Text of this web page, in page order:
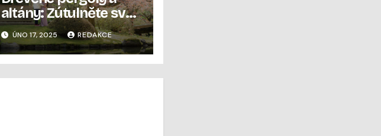
altány: Zútulněte svou
zahradu
ÚNO 17, 2025 REDAKCE